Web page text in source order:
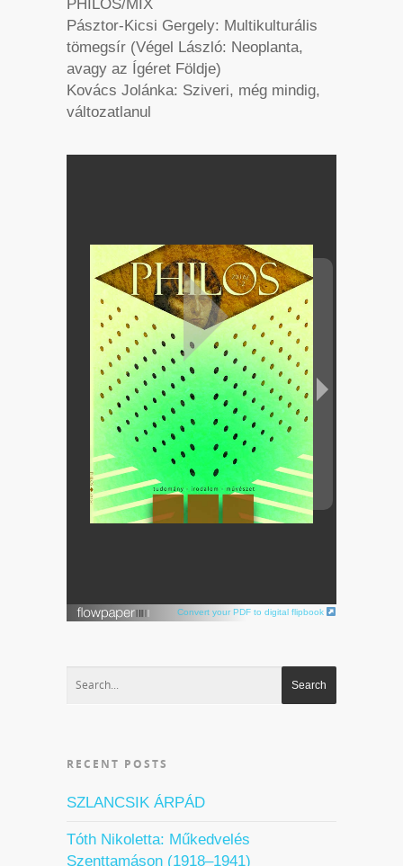
PHILOS/MIX
Pásztor-Kicsi Gergely: Multikulturális
tömegsír (Végel László: Neoplanta,
avagy az Ígéret Földje)
Kovács Jolánka: Sziveri, még mindig,
változatlanul
Convert your PDF to digital flipbook
RECENT POSTS
SZLANCSIK ÁRPÁD
Tóth Nikoletta: Műkedvelés
Szenttamáson (1918–1941)